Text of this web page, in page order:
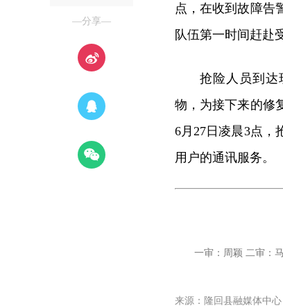
—分享—
点，在收到故障告
队伍第一时间赶赴
抢险人员到达
物，为接下来的修
6月27日凌晨3点，
用户的通讯服务。
一审：周颖 二审：
来源：隆回县融媒体中心